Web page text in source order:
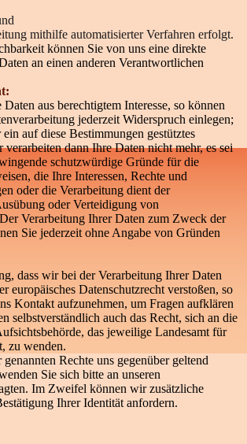
mithilfe automatisierter Verfahren erfolgt.
können Sie von uns eine direkte
an einen anderen Verantwortlichen
aus berechtigtem Interesse, so können
jederzeit Widerspruch einlegen;
auf diese Bestimmungen gestütztes
dann Ihre Daten nicht mehr, es sei
schutzwürdige Gründe für die
die Ihre Interessen, Rechte und
oder die Verarbeitung dient der
oder Verteidigung von
Verarbeitung Ihrer Daten zum Zweck der
Sie jederzeit ohne Angabe von Gründen
dass wir bei der Verarbeitung Ihrer Daten
europäisches Datenschutzrecht verstoßen, so
Kontakt aufzunehmen, um Fragen aufklären
selbstverständlich auch das Recht, sich an die
das jeweilige Landesamt für
zu wenden.
genannten Rechte uns gegenüber geltend
Sie sich bitte an unseren
Im Zweifel können wir zusätzliche
Ihrer Identität anfordern.